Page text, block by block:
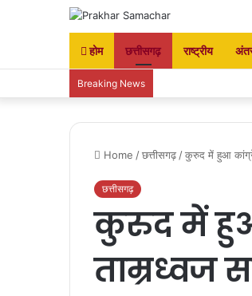
होम छत्तीसगढ़ राष्ट्रीय
Breaking News
Home /छत्तीसगढ़ /कुरुद में हुआ
छत्तीसगढ़
कुरुद में हुआ
ताम्रध्वज